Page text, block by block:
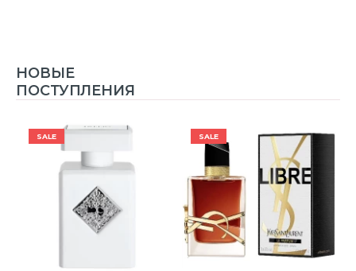
НОВЫЕ
ПОСТУПЛЕНИЯ
SALE SALE